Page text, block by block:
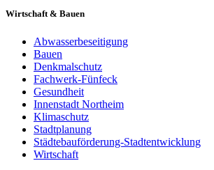
Wirtschaft & Bauen
Abwasserbeseitigung
Bauen
Denkmalschutz
Fachwerk-Fünfeck
Gesundheit
Innenstadt Northeim
Klimaschutz
Stadtplanung
Städtebauförderung-Stadtentwicklung
Wirtschaft